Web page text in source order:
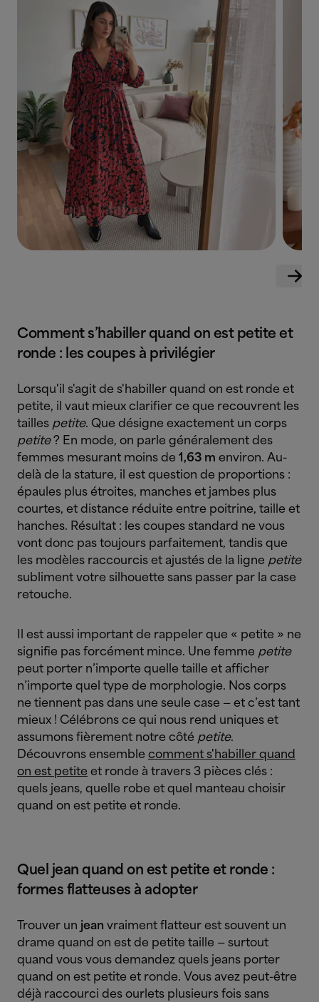
Comment s’habiller quand on est petite et
ronde : les coupes à privilégier
Lorsqu'il s'agit de s'habiller quand on est ronde et
petite, il vaut mieux clarifier ce que recouvrent les
tailles petite. Que désigne exactement un corps
petite? En mode, on parle généralement des
femmes mesurant moins de 1,63 m environ. Au-
delà de la stature, il est question de proportions :
épaules plus étroites, manches et jambes plus
courtes, et distance réduite entre poitrine, taille et
hanches. Résultat : les coupes standard ne vous
vont donc pas toujours parfaitement, tandis que
les modèles raccourcis et ajustés de la ligne petite
subliment votre silhouette sans passer par la case
retouche.
Il est aussi important de rappeler que « petite » ne
signifie pas forcément mince. Une femme petite
peut porter n’importe quelle taille et afficher
n’importe quel type de morphologie. Nos corps
ne tiennent pas dans une seule case — et c’est tant
mieux ! Célébrons ce qui nous rend uniques et
assumons fièrement notre côté petite.
Découvrons ensemble comment s'habiller quand
on est petite et ronde à travers 3 pièces clés :
quels jeans, quelle robe et quel manteau choisir
quand on est petite et ronde.
Quel jean quand on est petite et ronde :
formes flatteuses à adopter
Trouver un jean vraiment flatteur est souvent un
drame quand on est de petite taille — surtout
quand vous vous demandez quels jeans porter
quand on est petite et ronde. Vous avez peut-être
déjà raccourci des ourlets plusieurs fois sans